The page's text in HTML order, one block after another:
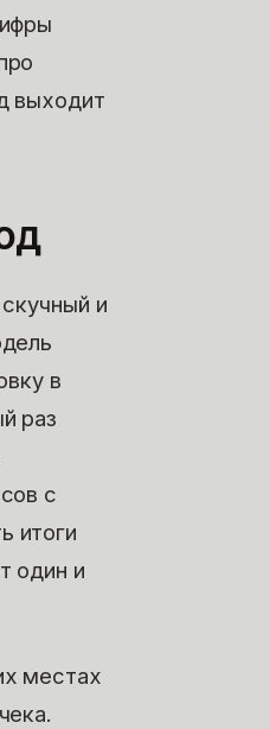
выходит
и
в
раз
с
итоги
один и
местах